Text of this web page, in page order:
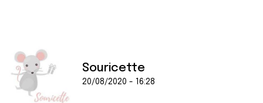
Souricette
20/08/2020 - 16:28